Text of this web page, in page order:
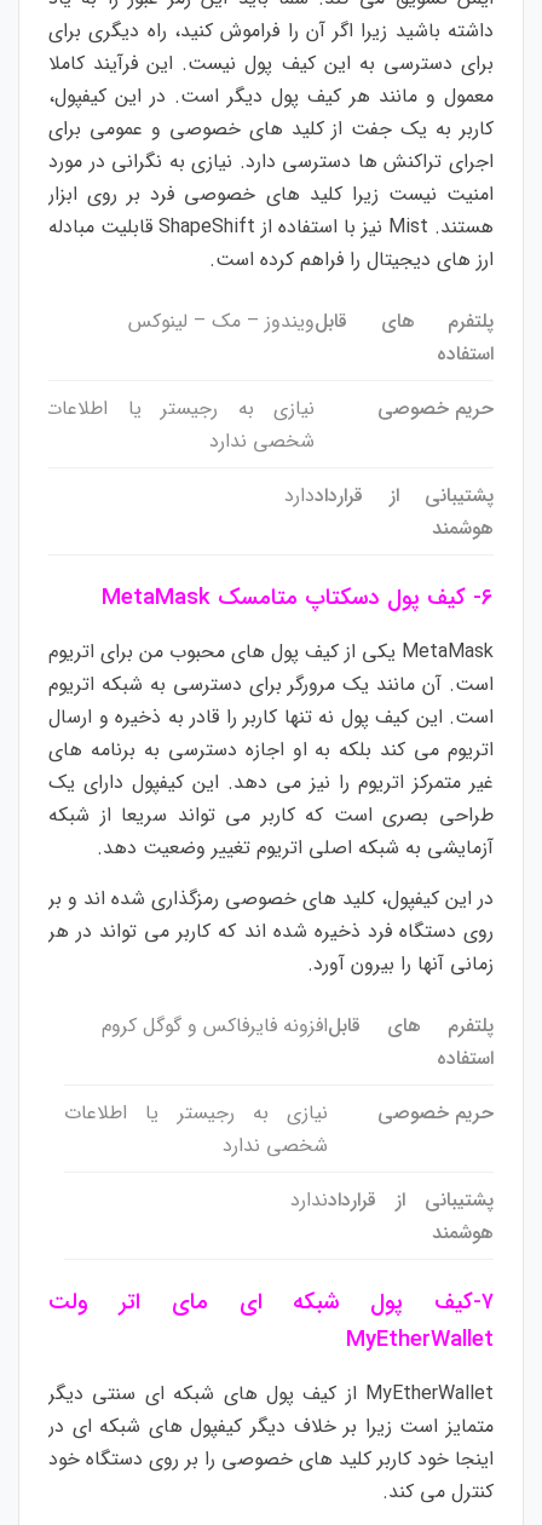
داشته باشید زیرا اگر آن را فراموش کنید، راه دیگری برای
برای دسترسی به این کیف پول نیست. این فرآیند کاملا
معمول و مانند هر کیف پول دیگر است. در این کیفپول،
کاربر به یک جفت از کلید های خصوصی و عمومی برای
اجرای تراکنش ها دسترسی دارد. نیازی به نگرانی در مورد
امنیت نیست زیرا کلید های خصوصی فرد بر روی ابزار
هستند. Mist نیز با استفاده از ShapeShift قابلیت مبادله
ارز های دیجیتال را فراهم کرده است.
پلتفرم های قابل
استفاده
ویندوز – مک – لینوکس
حریم خصوصی
نیازی به رجیستر یا اطلاعات
شخصی ندارد
پشتیبانی از قرارداد
هوشمند
دارد
۶- کیف پول دسکتاپ متامسک MetaMask
MetaMask یکی از کیف پول های محبوب من برای اتریوم
است. آن مانند یک مرورگر برای دسترسی به شبکه اتریوم
است. این کیف پول نه تنها کاربر را قادر به ذخیره و ارسال
اتریوم می کند بلکه به او اجازه دسترسی به برنامه های
غیر متمرکز اتریوم را نیز می دهد. این کیفپول دارای یک
طراحی بصری است که کاربر می تواند سریعا از شبکه
آزمایشی به شبکه اصلی اتریوم تغییر وضعیت دهد.
در این کیفپول، کلید های خصوصی رمزگذاری شده اند و بر
روی دستگاه فرد ذخیره شده اند که کاربر می تواند در هر
زمانی آنها را بیرون آورد.
پلتفرم های قابل
استفاده
افزونه فایرفاکس و گوگل کروم
حریم خصوصی
نیازی به رجیستر یا اطلاعات
شخصی ندارد
پشتیبانی از قرارداد
هوشمند
ندارد
۷- کیف پول شبکه ای مای اتر ولت
MyEtherWallet
MyEtherWallet از کیف پول های شبکه ای سنتی دیگر
متمایز است زیرا بر خلاف دیگر کیفپول های شبکه ای در
اینجا خود کاربر کلید های خصوصی را بر روی دستگاه خود
کنترل می کند.